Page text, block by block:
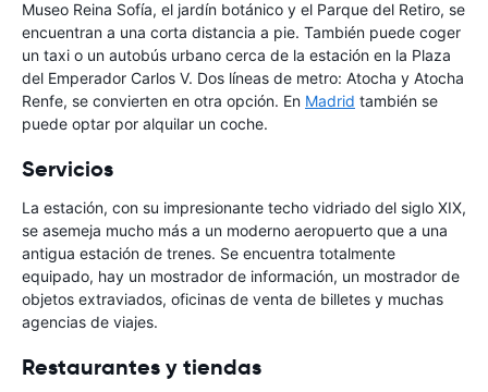
Museo Reina Sofía, el jardín botánico y el Parque del Retiro, se
encuentran a una corta distancia a pie. También puede coger
un taxi o un autobús urbano cerca de la estación en la Plaza
del Emperador Carlos V. Dos líneas de metro: Atocha y Atocha
Renfe, se convierten en otra opción. En Madrid también se
puede optar por alquilar un coche.
Servicios
La estación, con su impresionante techo vidriado del siglo XIX,
se asemeja mucho más a un moderno aeropuerto que a una
antigua estación de trenes. Se encuentra totalmente
equipado, hay un mostrador de información, un mostrador de
objetos extraviados, oficinas de venta de billetes y muchas
agencias de viajes.
Restaurantes y tiendas